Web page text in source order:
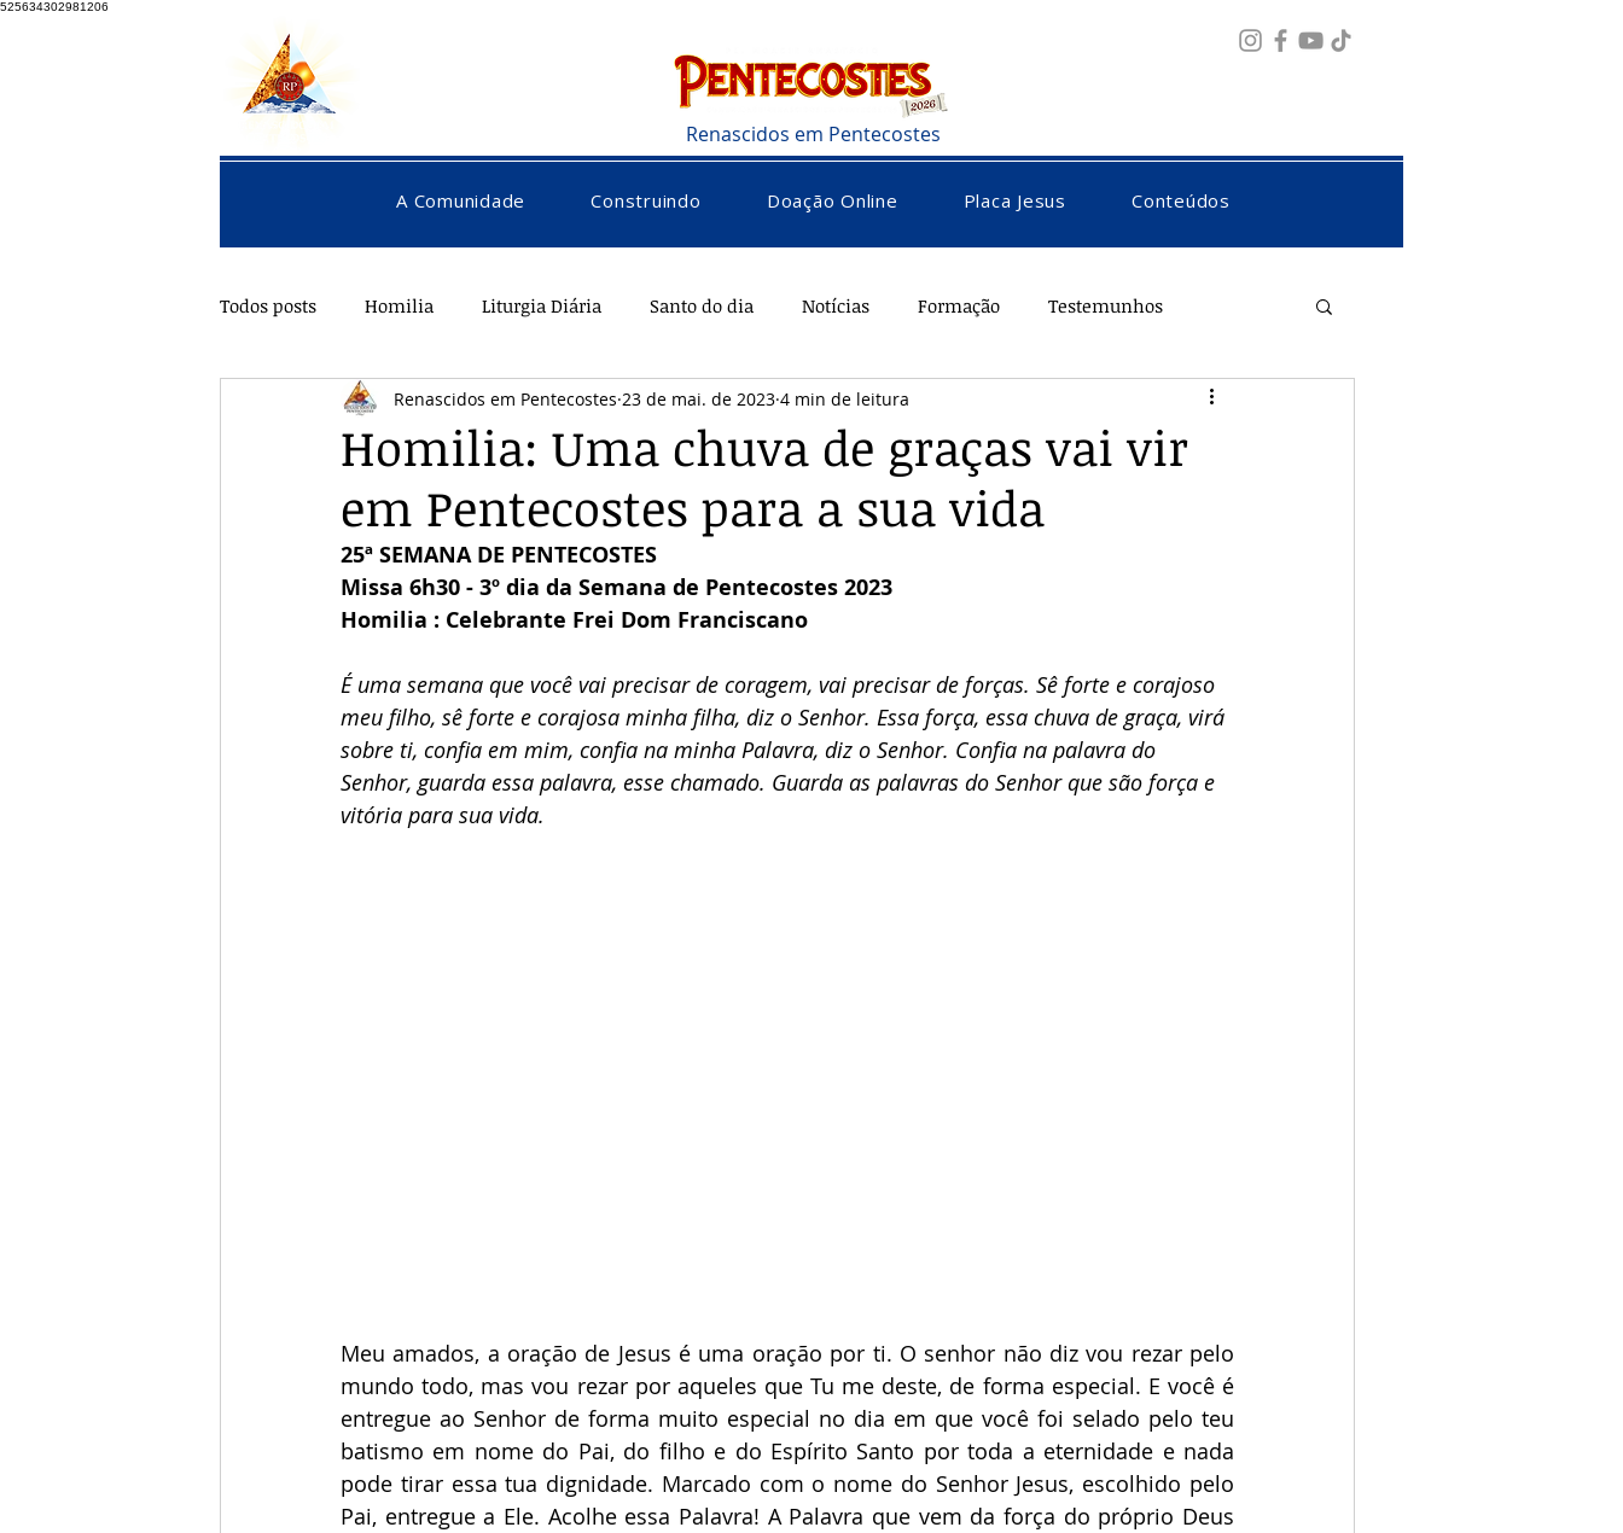
525634302981206
Renascidos em Pentecostes
A Comunidade Construindo Doação Online Placa Jesus Conteúdos
Todos posts Homilia Liturgia Diária Santo do dia Notícias Formação Testemunhos
Pentecostes Galeria Orações Saúde Diversos Vocacional
Homilia: Uma chuva de graças vai vir
em Pentecostes para a sua vida
Renascidos em Pentecostes 23 de mai. de 2023 4 min de leitura
25ª SEMANA DE PENTECOSTES
Missa 6h30 - 3º dia da Semana de Pentecostes 2023
Homilia : Celebrante Frei Dom Franciscano
É uma semana que você vai precisar de coragem, vai precisar de forças. Sê forte e corajoso
meu filho, sê forte e corajosa minha filha, diz o Senhor. Essa força, essa chuva de graça, virá
sobre ti, confia em mim, confia na minha Palavra, diz o Senhor. Confia na palavra do
Senhor, guarda essa palavra, esse chamado. Guarda as palavras do Senhor que são força e
vitória para sua vida.
Meu amados, a oração de Jesus é uma oração por ti. O senhor não diz vou rezar pelo
mundo todo, mas vou rezar por aqueles que Tu me deste, de forma especial. E você é
entregue ao Senhor de forma muito especial no dia em que você foi selado pelo teu
batismo em nome do Pai, do filho e do Espírito Santo por toda a eternidade e nada
pode tirar essa tua dignidade. Marcado com o nome do Senhor Jesus, escolhido pelo
Pai, entregue a Ele. Acolhe essa Palavra! A Palavra que vem da força do próprio Deus